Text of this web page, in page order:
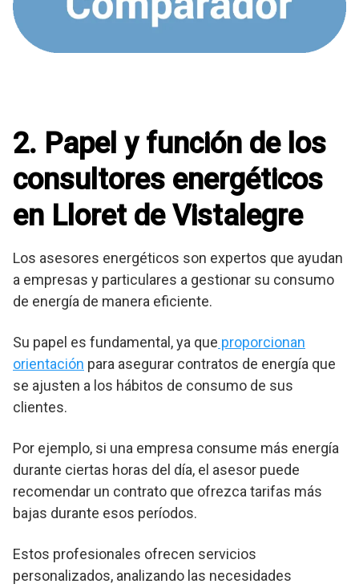
2. Papel y función de los
consultores energéticos
en Lloret de Vistalegre
Los asesores energéticos son expertos que ayudan
a empresas y particulares a gestionar su consumo
de energía de manera eficiente.
Su papel es fundamental, ya que proporcionan
orientación para asegurar contratos de energía que
se ajusten a los hábitos de consumo de sus
clientes.
Por ejemplo, si una empresa consume más energía
durante ciertas horas del día, el asesor puede
recomendar un contrato que ofrezca tarifas más
bajas durante esos períodos.
Estos profesionales ofrecen servicios
personalizados, analizando las necesidades